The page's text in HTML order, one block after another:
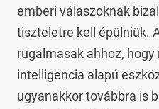
emberi válaszoknak
tiszteletre kell épülniük.
rugalmasak ahhoz,
intelligencia alapú
ugyanakkor továbbra is